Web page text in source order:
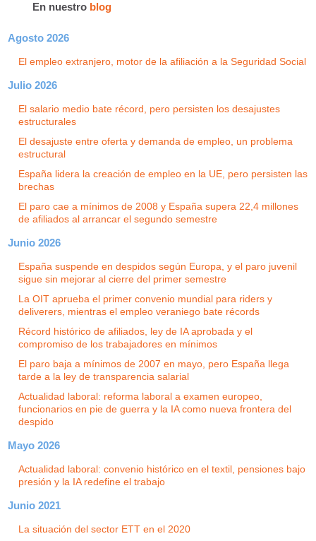
En nuestro blog
Agosto 2026
El empleo extranjero, motor de la afiliación a la Seguridad Social
Julio 2026
El salario medio bate récord, pero persisten los desajustes
estructurales
El desajuste entre oferta y demanda de empleo, un problema
estructural
España lidera la creación de empleo en la UE, pero persisten las
brechas
El paro cae a mínimos de 2008 y España supera 22,4 millones
de afiliados al arrancar el segundo semestre
Junio 2026
España suspende en despidos según Europa, y el paro juvenil
sigue sin mejorar al cierre del primer semestre
La OIT aprueba el primer convenio mundial para riders y
deliverers, mientras el empleo veraniego bate récords
Récord histórico de afiliados, ley de IA aprobada y el
compromiso de los trabajadores en mínimos
El paro baja a mínimos de 2007 en mayo, pero España llega
tarde a la ley de transparencia salarial
Actualidad laboral: reforma laboral a examen europeo,
funcionarios en pie de guerra y la IA como nueva frontera del
despido
Mayo 2026
Actualidad laboral: convenio histórico en el textil, pensiones bajo
presión y la IA redefine el trabajo
Junio 2021
La situación del sector ETT en el 2020